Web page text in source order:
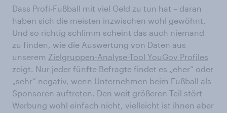
Dass Profi-Fußball mit viel Geld zu tun hat – daran
haben sich die meisten inzwischen wohl gewöhnt.
Und so richtig schlimm scheint das auch niemand
zu finden, wie die Auswertung von Daten aus
unserem Zielgruppen-Analyse-Tool YouGov Profiles
zeigt. Nur jeder fünfte Befragte findet es „eher“ oder
„sehr“ negativ, wenn Unternehmen beim Fußball als
Sponsoren auftreten. Den weit größeren Teil stört
Werbung wohl einfach nicht, vielleicht ist ihnen aber